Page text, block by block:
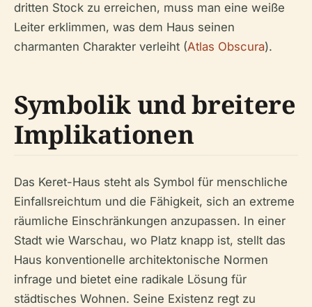
dritten Stock zu erreichen, muss man eine weiße
Leiter erklimmen, was dem Haus seinen
charmanten Charakter verleiht (Atlas Obscura).
Symbolik und breitere
Implikationen
Das Keret-Haus steht als Symbol für menschliche
Einfallsreichtum und die Fähigkeit, sich an extreme
räumliche Einschränkungen anzupassen. In einer
Stadt wie Warschau, wo Platz knapp ist, stellt das
Haus konventionelle architektonische Normen
infrage und bietet eine radikale Lösung für
städtisches Wohnen. Seine Existenz regt zu